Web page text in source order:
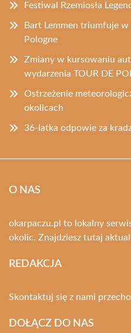
Festiwal Rzemiosła
Bart Lemmen triumfuje
Pologne
Zmiany w kursowaniu
wydarzenia TOUR DE
Ostrzeżenie
okolicach
36-latka odpowie za
O NAS
okarpaczu.pl to lokalny
okolic. Znajdziesz tutaj
REDAKCJA
Skontaktuj się z nami
DOŁĄCZ DO NAS